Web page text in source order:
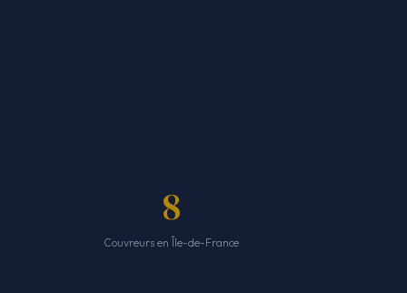
8
Couvreurs en Île-de-France